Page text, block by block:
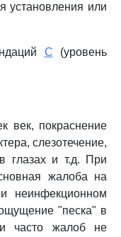
установления или
C (уровень
век, покраснение
слезотечение,
глазах и т.д. При
жалоба на
неинфекционном
"песка" в
часто жалоб не